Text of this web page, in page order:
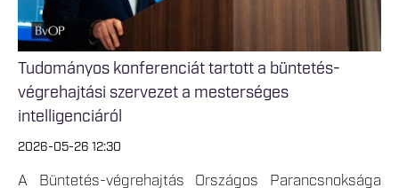
Tudományos konferenciát tartott a büntetés-
végrehajtási szervezet a mesterséges
intelligenciáról
2026-05-26 12:30
A Büntetés-végrehajtás Országos Parancsnoksága